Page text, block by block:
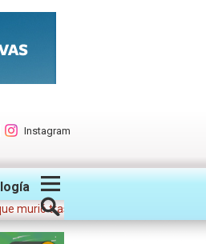
Instagram
tras lanzarse del puente Juan Pablo